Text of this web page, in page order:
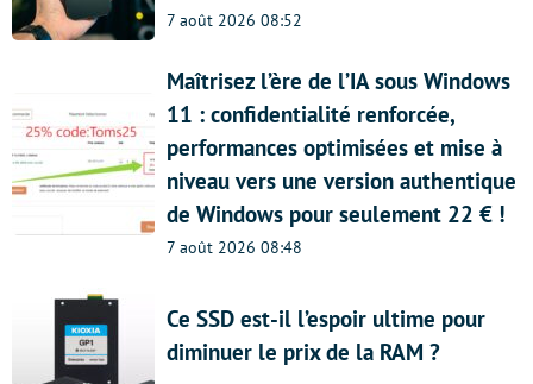
7 août 2026 08:52
Maîtrisez l’ère de l’IA sous Windows
11 : confidentialité renforcée,
performances optimisées et mise à
niveau vers une version authentique
de Windows pour seulement 22 € !
7 août 2026 08:48
Ce SSD est-il l’espoir ultime pour
diminuer le prix de la RAM ?